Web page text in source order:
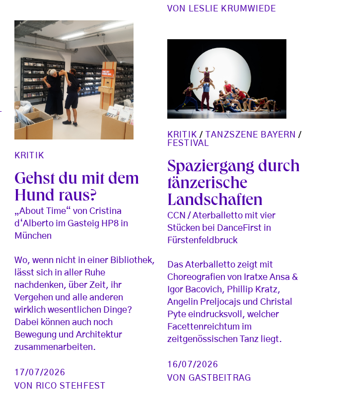
VON
LESLIE KRUMWIEDE
KRITIK
Gehst du mit dem
Hund raus?
„About Time“ von Cristina
d‘Alberto im Gasteig HP8 in
München
Wo, wenn nicht in einer Bibliothek,
lässt sich in aller Ruhe
nachdenken, über Zeit, ihr
Vergehen und alle anderen
wirklich wesentlichen Dinge?
Dabei können auch noch
Bewegung und Architektur
zusammenarbeiten.
17/07/2026
VON
RICO STEHFEST
KRITIK / TANZSZENE BAYERN /
FESTIVAL
Spaziergang durch
tänzerische
Landschaften
CCN / Aterballetto mit vier
Stücken bei DanceFirst in
Fürstenfeldbruck
Das Aterballetto zeigt mit
Choreografien von Iratxe Ansa &
Igor Bacovich, Phillip Kratz,
Angelin Preljocajs und Christal
Pyte eindrucksvoll, welcher
Facettenreichtum im
zeitgenössischen Tanz liegt.
16/07/2026
VON GASTBEITRAG